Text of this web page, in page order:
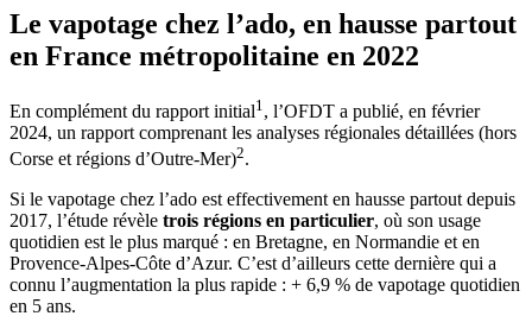
Le vapotage chez l’ado, en hausse partout
en France métropolitaine en 2022
En complément du rapport initial1 , l’OFDT a publié, en février
2024, un rapport comprenant les analyses régionales détaillées (hors
Corse et régions d’Outre-Mer)2.
Si le vapotage chez l’ado est effectivement en hausse partout depuis
2017, l’étude révèle trois régions en particulier, où son usage
quotidien est le plus marqué : en Bretagne, en Normandie et en
Provence-Alpes-Côte d’Azur. C’est d’ailleurs cette dernière qui a
connu l’augmentation la plus rapide : + 6,9 % de vapotage quotidien
en 5 ans.